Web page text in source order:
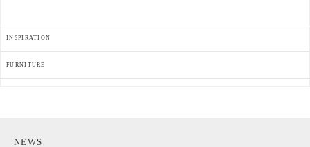
INSPIRATION
FURNITURE
NEWS